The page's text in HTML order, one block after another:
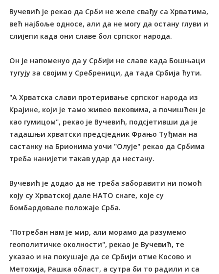
Вучевић је рекао да Срби не желе свађу са Хрватима,
већ најбоље односе, али да не могу да остану глуви и
слијепи када они славе бол српског народа.
Он је напоменуо да у Србији не славе када Бошњаци
тугују за својим у Сребреници, да тада Србија ћути.
"А Хрватска слави протеривање српског народа из
Крајине, који је тамо живео вековима, а почишћен је
као гумицом", рекао је Вучевић, подсјетивши да је
тадашњи хрватски предсједник Фрањо Туђман на
састанку на Брионима уочи "Олује" рекао да Србима
треба нанијети такав удар да нестану.
Вучевић је додао да не треба заборавити ни помоћ
коју су Хрватској дале НАТО снаге, које су
бомбардовале положаје Срба.
"Потребан нам је мир, али морамо да разумемо
геополитичке околности", рекао је Вучевић, те
указао и на покушаје да се Србији отме Косово и
Метохија, Рашка област, а сутра би то радили и са